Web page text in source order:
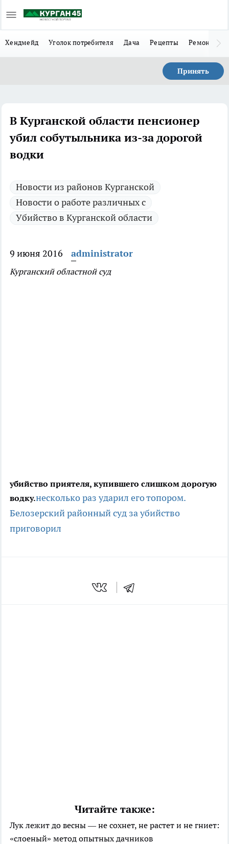
Хендмейд Уголок потребителя Дача Рецепты Ремонт
Принять
В Курганской области пенсионер
убил собутыльника из-за дорогой
водки
Новости из районов Курганской
Новости о работе различных с
Убийство в Курганской области
9 июня 2016 administrator
Курганский областной суд
убийство приятеля, купившего слишком дорогую
водку.несколько раз ударил его топором.
Белозерский районный суд за убийство
приговорил
Читайте также:
Лук лежит до весны — не сохнет, не растет и не гниет:
«слоеный» метод опытных дачников